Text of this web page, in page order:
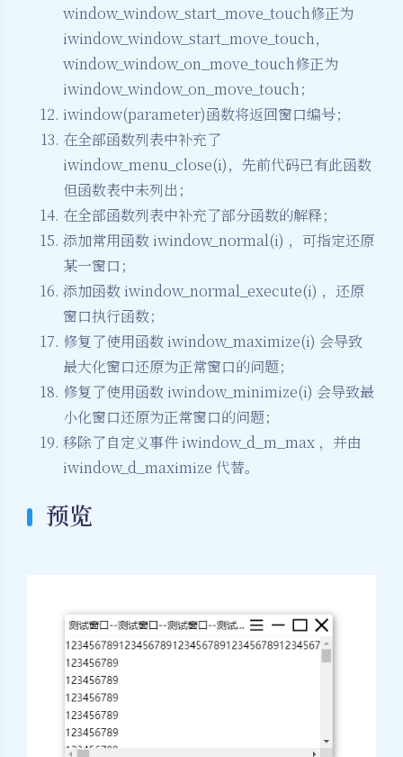
window_window_start_move_touch修正为
iwindow_window_start_move_touch，
window_window_on_move_touch修正为
iwindow_window_on_move_touch；
iwindow(parameter)函数将返回窗口编号；
在全部函数列表中补充了
iwindow_menu_close(i)，先前代码已有此函数
但函数表中未列出；
在全部函数列表中补充了部分函数的解释；
添加常用函数 iwindow_normal(i) ，可指定还原
某一窗口；
添加函数 iwindow_normal_execute(i) ，还原
窗口执行函数；
修复了使用函数 iwindow_maximize(i) 会导致
最大化窗口还原为正常窗口的问题；
修复了使用函数 iwindow_minimize(i) 会导致最
小化窗口还原为正常窗口的问题；
移除了自定义事件 iwindow_d_m_max ，并由
iwindow_d_maximize 代替。
预览